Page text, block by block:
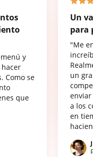
y
Como se
que
Un
para
"Me
un
a los
en